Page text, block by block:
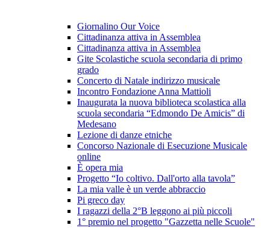
Giornalino Our Voice
Cittadinanza attiva in Assemblea
Cittadinanza attiva in Assemblea
Gite Scolastiche scuola secondaria di primo
grado
Concerto di Natale indirizzo musicale
Incontro Fondazione Anna Mattioli
Inaugurata la nuova biblioteca scolastica alla
scuola secondaria “Edmondo De Amicis” di
Medesano
Lezione di danze etniche
Concorso Nazionale di Esecuzione Musicale
online
È opera mia
Progetto “Io coltivo. Dall'orto alla tavola”
La mia valle è un verde abbraccio
Pi greco day
I ragazzi della 2°B leggono ai più piccoli
1° premio nel progetto "Gazzetta nelle Scuole"